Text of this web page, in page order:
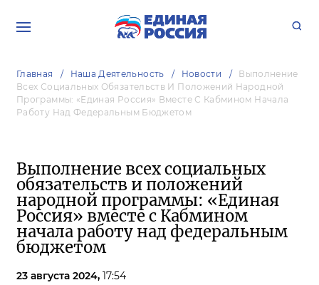
Главная Наша Деятельность Новости
Выполнение
Всех Социальных Обязательств И Положений Народной
Программы: «Единая Россия» Вместе С Кабмином Начала
Работу Над Федеральным Бюджетом
Выполнение всех социальных
обязательств и положений
народной программы: «Единая
Россия» вместе с Кабмином
начала работу над федеральным
бюджетом
23 августа 2024, 17:54